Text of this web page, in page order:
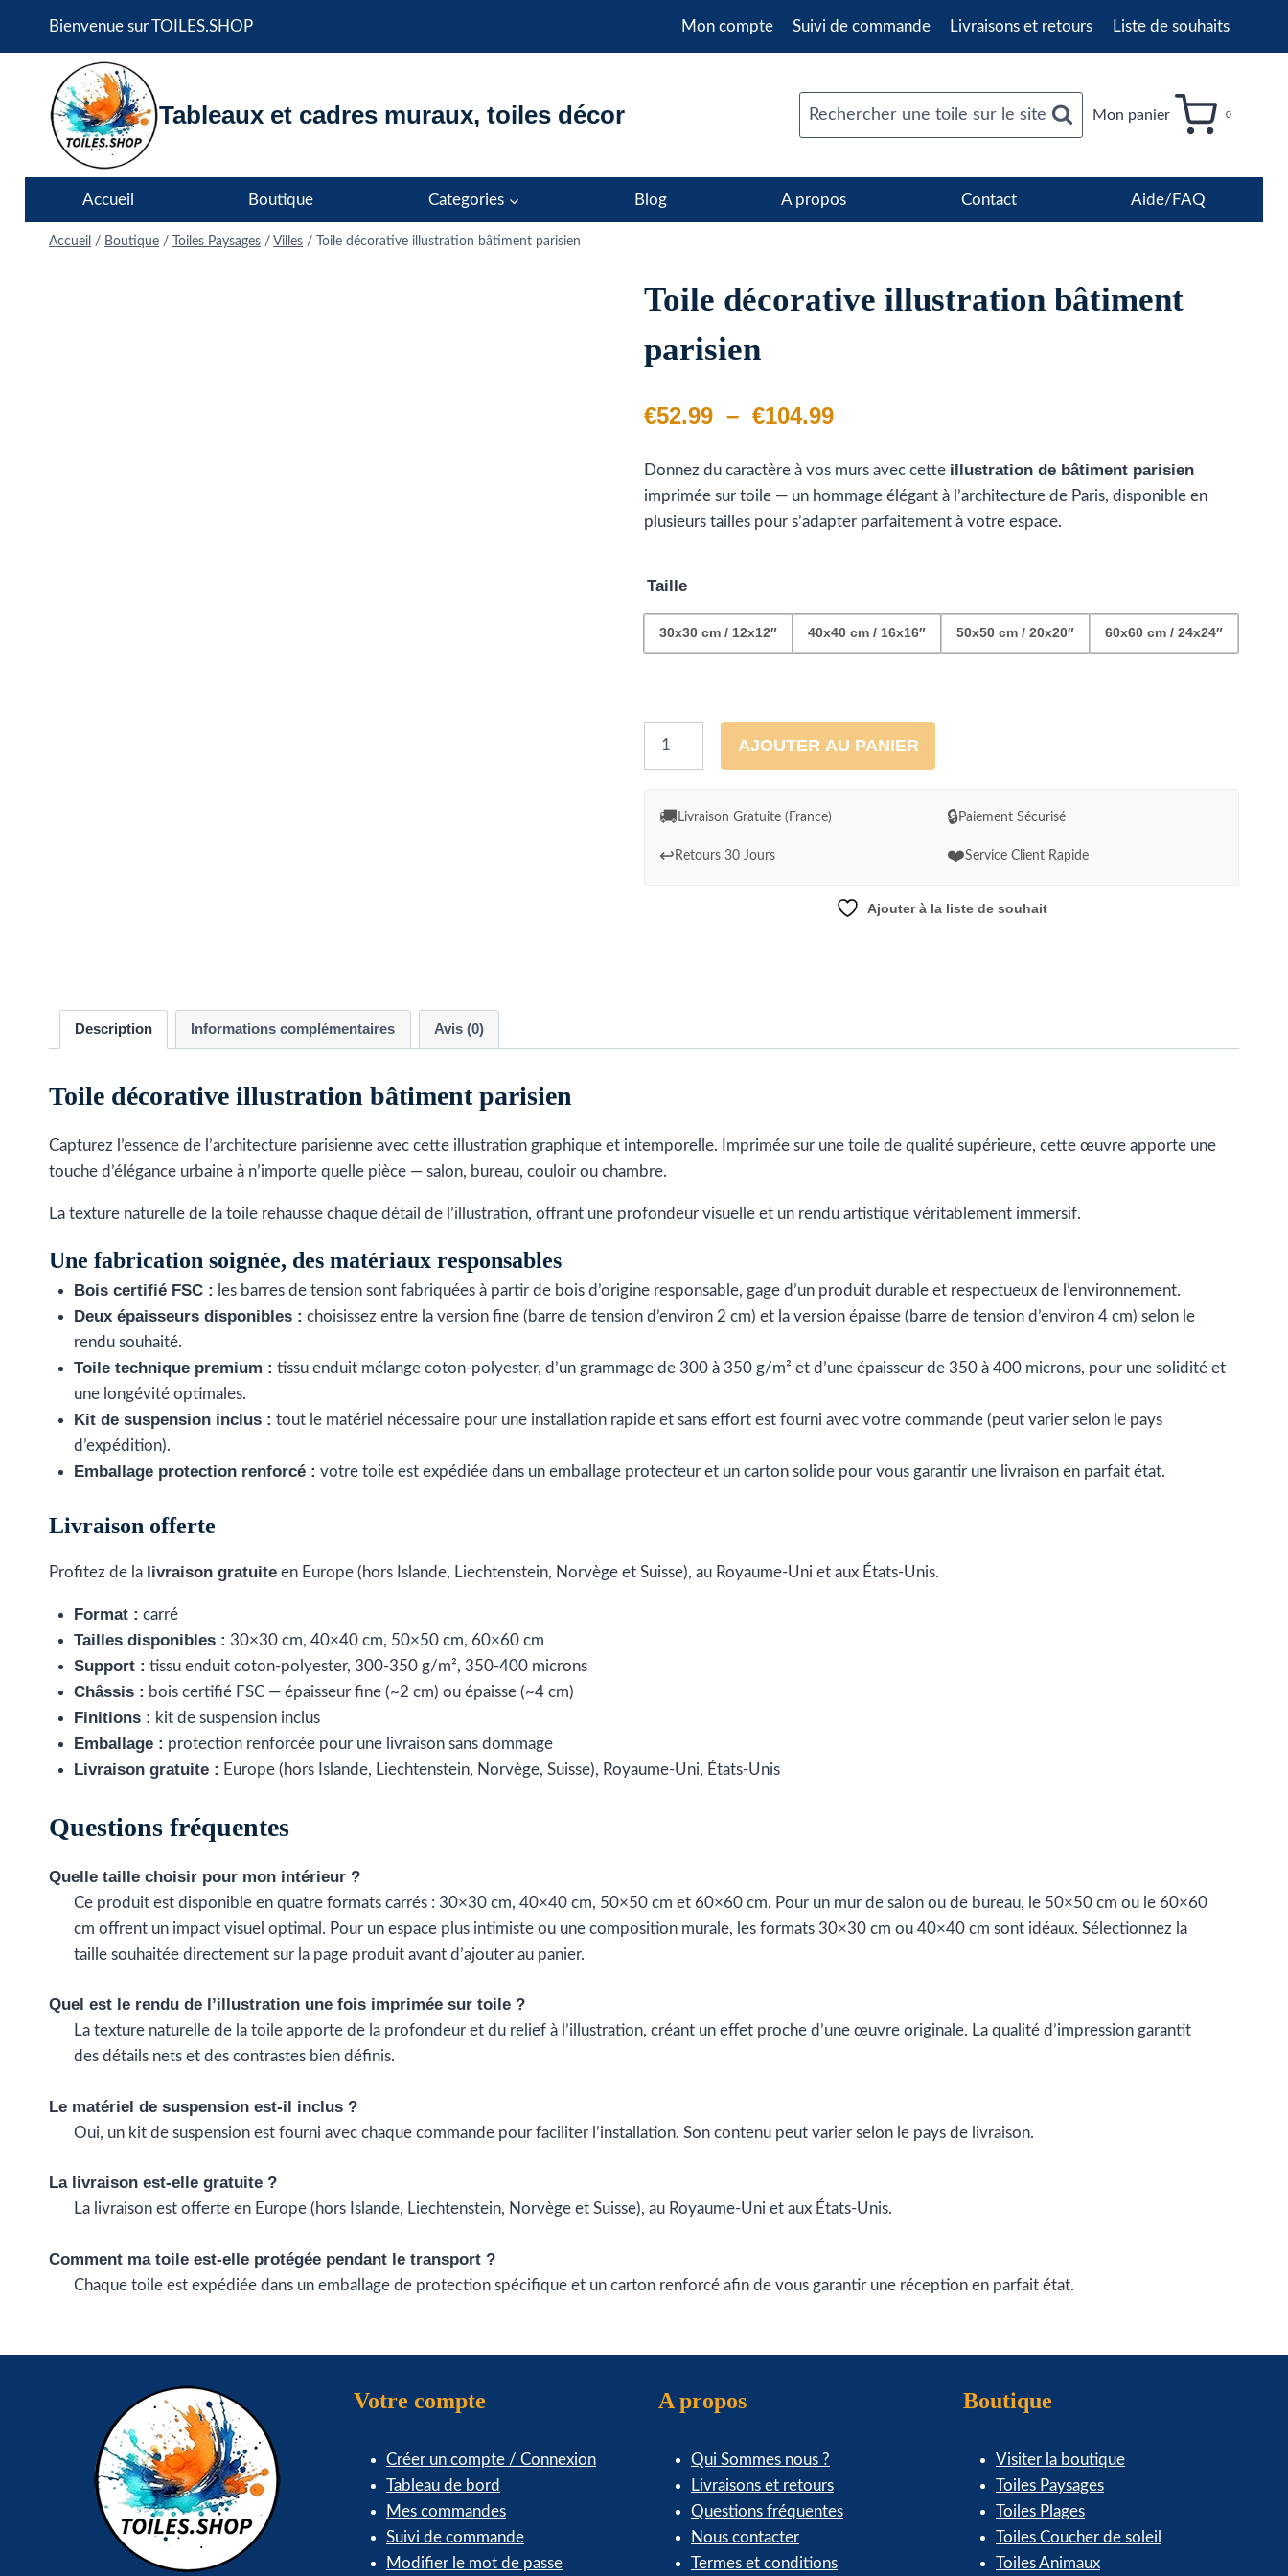
Bienvenue sur TOILES.SHOP Mon compte Suivi de commande Livraisons et retours Liste de souhaits
Tableaux et cadres muraux, toiles décor Rechercher une toile sur le site Mon panier 0
Accueil Boutique Categories Blog A propos Contact Aide/FAQ
Accueil / Boutique / Toiles Paysages / Villes / Toile décorative illustration bâtiment parisien
Toile décorative illustration bâtiment
parisien
€52.99 – €104.99Plage
prix :
€52.99
Donnez du caractère à vos murs avec cette illustration de bâtiment parisien
imprimée sur toile — un hommage élégant à l’architecture de Paris, disponible en
plusieurs tailles pour s’adapter parfaitement à votre espace.
Taille
30x30 cm / 12x12″ 40x40 cm / 16x16″ 50x50 cm / 20x20″ 60x60 cm / 24x24″
décorative
bâtiment
AJOUTER AU PANIER
🚚 Livraison Gratuite (France) 🔒Paiement Sécurisé
↩️ Retours 30 Jours ❤️Service Client Rapide
Ajouter à la liste de souhait
Description Informations complémentaires Avis (0)
Toile décorative illustration bâtiment parisien
Capturez l’essence de l’architecture parisienne avec cette illustration graphique et intemporelle. Imprimée sur une toile de qualité supérieure, cette œuvre apporte une
touche d’élégance urbaine à n’importe quelle pièce — salon, bureau, couloir ou chambre.
La texture naturelle de la toile rehausse chaque détail de l’illustration, offrant une profondeur visuelle et un rendu artistique véritablement immersif.
Une fabrication soignée, des matériaux responsables
Bois certifié FSC : les barres de tension sont fabriquées à partir de bois d’origine responsable, gage d’un produit durable et respectueux de l’environnement.
Deux épaisseurs disponibles : choisissez entre la version fine (barre de tension d’environ 2 cm) et la version épaisse (barre de tension d’environ 4 cm) selon le
rendu souhaité.
Toile technique premium : tissu enduit mélange coton-polyester, d’un grammage de 300 à 350 g/m² et d’une épaisseur de 350 à 400 microns, pour une solidité et
une longévité optimales.
Kit de suspension inclus : tout le matériel nécessaire pour une installation rapide et sans effort est fourni avec votre commande (peut varier selon le pays
d’expédition).
Emballage protection renforcé : votre toile est expédiée dans un emballage protecteur et un carton solide pour vous garantir une livraison en parfait état.
Livraison offerte
Profitez de la livraison gratuite en Europe (hors Islande, Liechtenstein, Norvège et Suisse), au Royaume-Uni et aux États-Unis.
Format : carré
Tailles disponibles : 30×30 cm, 40×40 cm, 50×50 cm, 60×60 cm
Support : tissu enduit coton-polyester, 300-350 g/m², 350-400 microns
Châssis : bois certifié FSC — épaisseur fine (~2 cm) ou épaisse (~4 cm)
Finitions : kit de suspension inclus
Emballage : protection renforcée pour une livraison sans dommage
Livraison gratuite : Europe (hors Islande, Liechtenstein, Norvège, Suisse), Royaume-Uni, États-Unis
Questions fréquentes
Quelle taille choisir pour mon intérieur ?
Ce produit est disponible en quatre formats carrés : 30×30 cm, 40×40 cm, 50×50 cm et 60×60 cm. Pour un mur de salon ou de bureau, le 50×50 cm ou le 60×60
cm offrent un impact visuel optimal. Pour un espace plus intimiste ou une composition murale, les formats 30×30 cm ou 40×40 cm sont idéaux. Sélectionnez la
taille souhaitée directement sur la page produit avant d’ajouter au panier.
Quel est le rendu de l’illustration une fois imprimée sur toile ?
La texture naturelle de la toile apporte de la profondeur et du relief à l’illustration, créant un effet proche d’une œuvre originale. La qualité d’impression garantit
des détails nets et des contrastes bien définis.
Le matériel de suspension est-il inclus ?
Oui, un kit de suspension est fourni avec chaque commande pour faciliter l’installation. Son contenu peut varier selon le pays de livraison.
La livraison est-elle gratuite ?
La livraison est offerte en Europe (hors Islande, Liechtenstein, Norvège et Suisse), au Royaume-Uni et aux États-Unis.
Comment ma toile est-elle protégée pendant le transport ?
Chaque toile est expédiée dans un emballage de protection spécifique et un carton renforcé afin de vous garantir une réception en parfait état.
Votre compte
Créer un compte / Connexion
Tableau de bord
Mes commandes
Suivi de commande
Modifier le mot de passe
A propos
Qui Sommes nous ?
Livraisons et retours
Questions fréquentes
Nous contacter
Termes et conditions
Boutique
Visiter la boutique
Toiles Paysages
Toiles Plages
Toiles Coucher de soleil
Toiles Animaux